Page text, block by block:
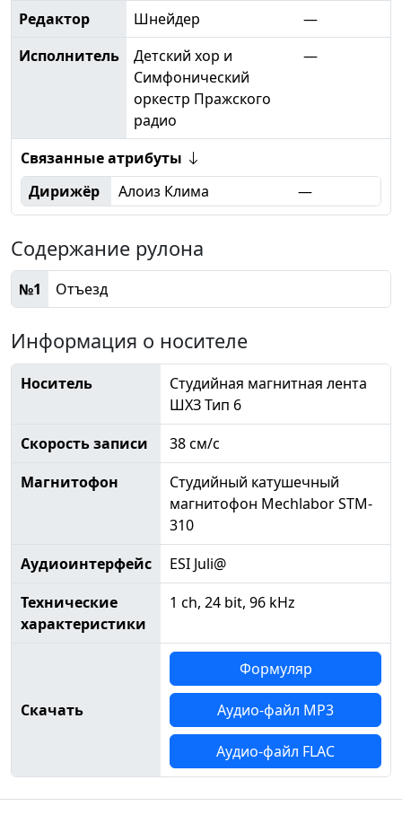
Редактор
Шнейдер
—
Исполнитель
Детский хор и
Симфонический
оркестр Пражского
радио
—
Связанные атрибуты
Дирижёр
Алоиз Клима —
Содержание рулона
№1 Отъезд
Информация о носителе
Носитель
Студийная магнитная лента
ШХЗ Тип 6
Скорость записи
38 см/с
Магнитофон
Студийный катушечный
магнитофон Mechlabor STM-
310
Аудиоинтерфейс
ESI Juli@
Технические
характеристики
1 ch, 24 bit, 96 kHz
Скачать
Формуляр
Аудио-файл MP3
Аудио-файл FLAC